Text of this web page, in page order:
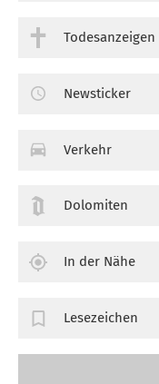
Todesanzeigen
Newsticker
Verkehr
Dolomiten
In der Nähe
Lesezeichen